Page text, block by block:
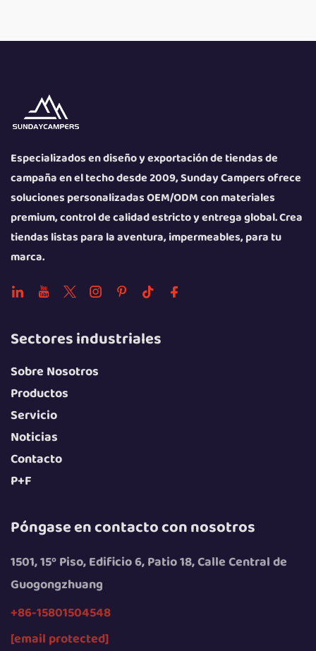
Especializados en diseño y exportación de tiendas de
campaña en el techo desde 2009, Sunday Campers ofrece
soluciones personalizadas OEM/ODM con materiales
premium, control de calidad estricto y entrega global. Crea
tiendas listas para la aventura, impermeables, para tu
marca.
Sectores industriales
Sobre Nosotros
Productos
Servicio
Noticias
Contacto
P+F
Póngase en contacto con nosotros
1501, 15º Piso, Edificio 6, Patio 18, Calle Central de
Guogongzhuang
+86-15801504548
[email protected]